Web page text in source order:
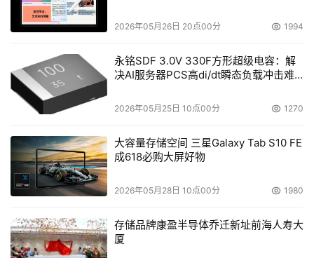
还将探索0.85英寸的微硬盘技术。为满足人们对大容量存储
设备不断发展的需求，GS Magic目前已经研发生产了
盘。在2004年，我们１英寸微硬盘的容量将达到
６-10GB，2005年预计将达到10-20GB，１.8英寸微硬盘
容量更可以达到60或80GB。
众所周知，单位成本(每兆)最低、却比闪存卡拥有更大容
量是微硬盘诸多优势中最具吸引力的地方。同时，微硬盘还
拥有广阔的应用范围，包括数码相机、智能电话、PDA、
电子相簿、全球定位系统、电动游戏机、电子书、语言学习
机、先进医疗设备等。我们领先的微硬盘技术推动了各种应
2026年05月26日 20点00分 1994
永铭SDF 3.0V 330F方形超级电容：解
决AI服务器PCS高di/dt瞬态负载冲击难
2026年05月25日 10点00分 1270
大容量存储空间 三星Galaxy Tab S10 FE
成618必购大屏好物
2026年05月28日 10点00分 1980
存储品牌康盈半导体乔迁新址前海人寿大
厦